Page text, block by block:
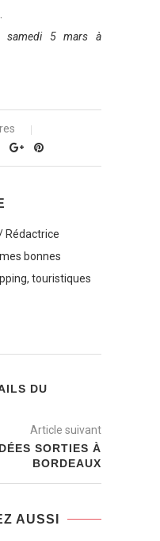
samedi 5 mars à
Rédactrice
bonnes
touristiques
DU
Article suivant
SORTIES À
BORDEAUX
AUSSI